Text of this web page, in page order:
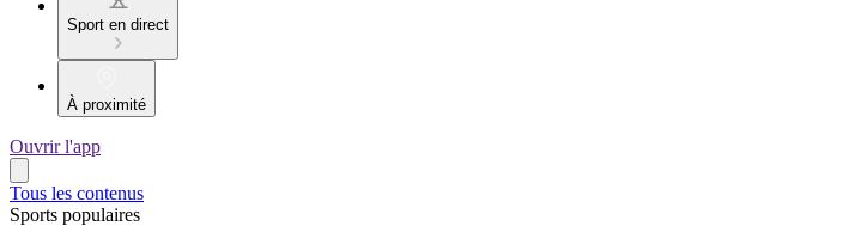
Sport en direct
À proximité
Ouvrir l'app
Tous les contenus
Sports populaires